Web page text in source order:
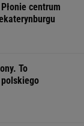
centrum
To